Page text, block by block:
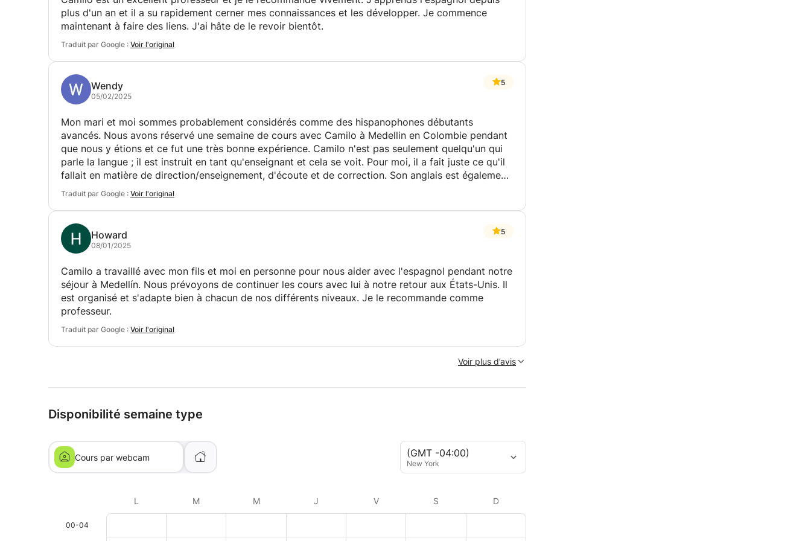
plus d'un an et il a su rapidement cerner mes connaissances et les développer. Je commence
maintenant à faire des liens. J'ai hâte de le revoir bientôt.
Traduit par Google : Voir l'original
Wendy
05/02/2025
5
Mon mari et moi sommes probablement considérés comme des hispanophones débutants
avancés. Nous avons réservé une semaine de cours avec Camilo à Medellin en Colombie pendant
que nous y étions et ce fut une très bonne expérience. Camilo n'est pas seulement quelqu'un qui
parle la langue ; il est instruit en tant qu'enseignant et cela se voit. Pour moi, il a fait juste ce qu'il
fallait en matière de direction/enseignement, d'écoute et de correction. Son anglais est également
très bon, ce qui a été utile les quelques fois où il était plus logique de demander/répondre en
anglais. C'est aussi une personne très gentille et agréable à côtoyer. Je le recommande vivement
comme professeur et j'imagine qu'il serait tout aussi bon professeur avec de vrais débutants
qu'avec des locuteurs avancés.
Traduit par Google : Voir l'original
Howard
08/01/2025
5
Camilo a travaillé avec mon fils et moi en personne pour nous aider avec l'espagnol pendant notre
séjour à Medellín. Nous prévoyons de continuer les cours avec lui à notre retour aux États-Unis. Il
est organisé et s'adapte bien à chacun de nos différents niveaux. Je le recommande comme
professeur.
Traduit par Google : Voir l'original
Voir plus d’avis
Disponibilité semaine type
(GMT -04:00)
New York
Cours par webcam
L M M J V S D
00-04